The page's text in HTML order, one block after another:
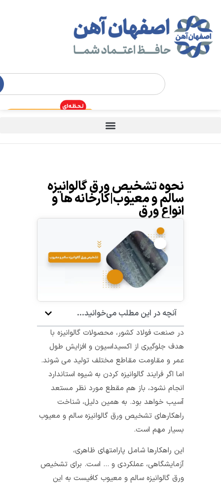
نحوه تشخیص ورق گالوانیزه
سالم و معیوب|کارخانه ها و
انواع ورق
آنچه در این مطلب می‌خوانید...
در صنعت فولاد کشور، محصولات گالوانیزه با
هدف جلوگیری از اکسیداسیون و افزایش طول
عمر و مقاومت مقاطع مختلف تولید می شوند.
اما اگر فرایند گالوانیزه کردن به شیوه استاندارد
انجام نشود، باز هم مقطع مورد نظر مستعد
آسیب خواهد بود. به همین دلیل، شناخت
راهکارهای تشخیص ورق گالوانیزه سالم و معیوب
بسیار مهم است.
این راهکارها شامل پارامتهای ظاهری،
آزمایشگاهی، عملکردی و … است. برای تشخیص
ورق گالوانیزه سالم و معیوب کافیست به این